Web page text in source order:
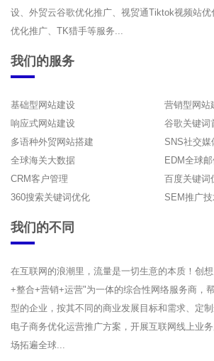
设、外贸云谷歌优化推广、视贸通Tiktok视频站优
优化推广、TK猎手等服务...
我们的服务
基础型网站建设
营销型网站
响应式网站建设
谷歌关键词
多语种外贸网站搭建
SNS社交媒
全球海关大数据
EDM全球
CRM客户管理
百度关键词
360搜索关键词优化
SEM推广
我们的不同
在互联网的浪潮里，流量是一切生意的本质！创
+整合+营销+运营"为一体的综合性网络服务商，
型的企业，按其不同的商业发展目标和需求、定
电子商务优化运营推广方案，开展互联网线上业
场拓遍全球...